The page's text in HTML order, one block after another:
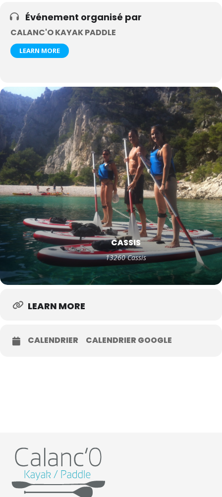
Événement organisé par
CALANC'O KAYAK PADDLE
LEARN MORE
CASSIS
13260 Cassis
LEARN MORE
CALENDRIER CALENDRIER GOOGLE